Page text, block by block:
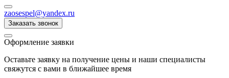
zaosespel@yandex.ru
Заказать звонок
Оформление заявки
Оставьте заявку на получение цены и наши специалисты
свяжутся с вами в ближайшее время